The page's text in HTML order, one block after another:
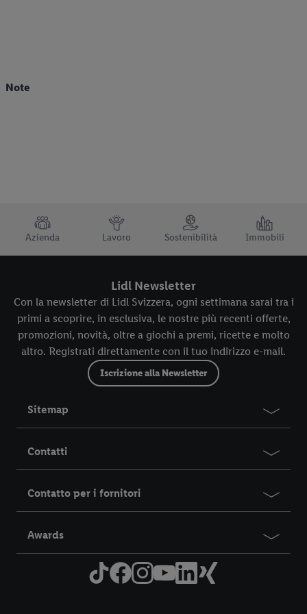
Note
TRUSTBAR
Azienda Lavoro Sostenibilità Immobili
Lidl Newsletter
Con la newsletter di Lidl Svizzera, ogni settimana sarai tra i
primi a scoprire, in esclusiva, le nostre più recenti offerte,
promozioni, novità, oltre a giochi a premi, ricette e molto
altro. Registrati direttamente con il tuo indirizzo e-mail.
Iscrizione alla Newsletter
Sitemap
Contatti
Contatto per i fornitori
Awards